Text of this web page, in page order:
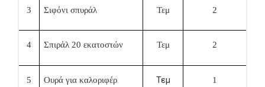
3 Σιφόνι σπυράλ Τεμ 2
4 Σπιράλ 20 εκατοστών Τεμ 2
5 Ουρά για καλοριφέρ Τεμ 1